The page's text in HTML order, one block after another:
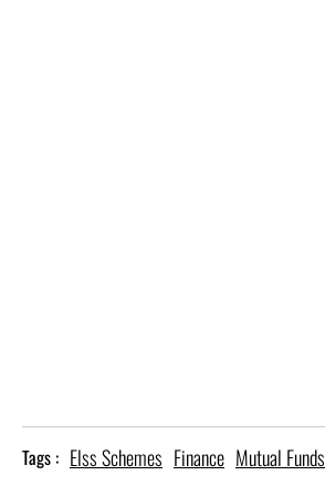
Tags : Elss Schemes Finance Mutual Funds